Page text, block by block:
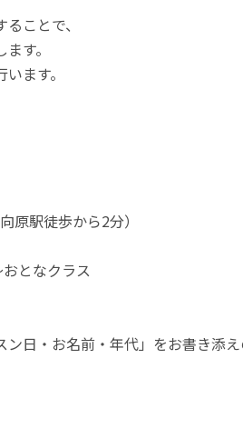
ことで、
す。
ます。
原駅徒歩から2分）
となクラス
日・お名前・年代」をお書き添え